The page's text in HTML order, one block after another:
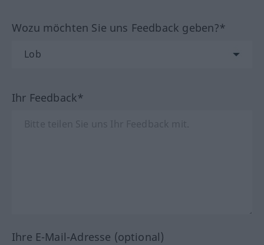
Wozu möchten Sie uns Feedback geben?*
Ihr Feedback*
Ihre E-Mail-Adresse (optional)